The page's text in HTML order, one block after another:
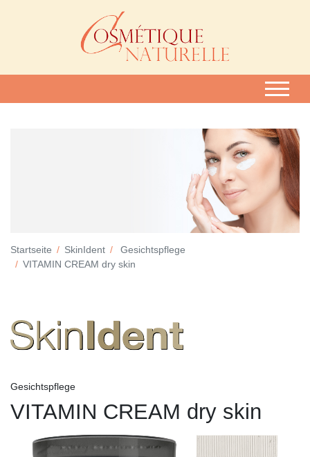
Startseite SkinIdent
Gesichtspflege
VITAMIN CREAM dry skin
Gesichtspflege
VITAMIN CREAM dry skin